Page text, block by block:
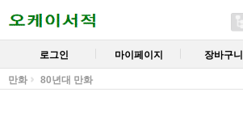
로그인 마이페이지 장바구니
만화 80년대 만화